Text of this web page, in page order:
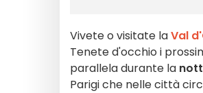
Vivete o visitate laVal
Tenete d'occhio i
parallela durante la
Parigi che nelle città